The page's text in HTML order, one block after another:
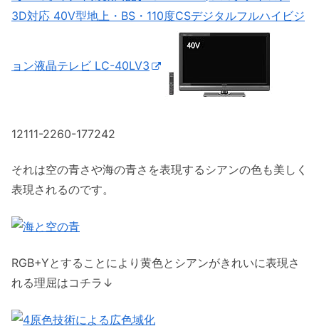
3D対応 40V型地上・BS・110度CSデジタルフルハイビジ
ョン液晶テレビ LC-40LV3
12111-2260-177242
それは空の青さや海の青さを表現するシアンの色も美しく
表現されるのです。
RGB+Yとすることにより黄色とシアンがきれいに表現さ
れる理屈はコチラ↓